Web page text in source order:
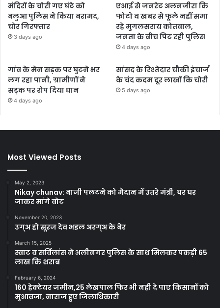
मंदिरों के चोरी गए घंटे को
बलुआ पुलिस ने किया बरामद,
चोर गिरफ्तार
3 days ago
एआई से जनरेट अलनजीरा कि
फोटो व खबर से फूले नहीं समा
रहे मुगलसराय कोतवाल,
जनता के बीच पिट रही पुलिस
4 days ago
गांव के मेन सड़क पर घुटने भर
लग रहा पानी, ग्रामीणों ने
सड़क पर रोप दिया धान
4 days ago
सांसद के रिश्तेदार चौकी इंचार्ज
के चंद कदम दूर लाखों कि चोरी
5 days ago
Most Viewed Posts
May 2, 2023
Nikay chunav: बाजी पलटने को मैदान में उतरे मंत्री, घर घर
जाकर मांगे वोट
November 20, 2023
उग्अ हो सूरज देव भइल अरग्अ के बेर
March 15, 2025
स्वाट व सर्विलांस ने अलीनगर पुलिस के साथ मिलकर पकड़ी 65
लाख कि शराब
February 6, 2024
160 हेक्टेयर जमीन,25 लेखपाल फिर भी नही दे पाए किसानों को
मुआवजा, नाराज हुए जिलाधिकारी